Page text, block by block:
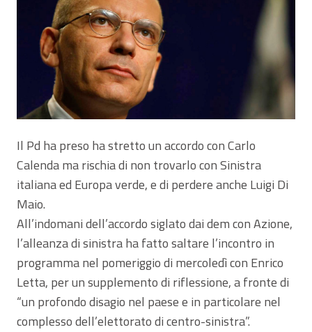
Il Pd ha preso ha stretto un accordo con Carlo
Calenda ma rischia di non trovarlo con Sinistra
italiana ed Europa verde, e di perdere anche Luigi Di
Maio.
All’indomani dell’accordo siglato dai dem con Azione,
l’alleanza di sinistra ha fatto saltare l’incontro in
programma nel pomeriggio di mercoledì con Enrico
Letta, per un supplemento di riflessione, a fronte di
“un profondo disagio nel paese e in particolare nel
complesso dell’elettorato di centro-sinistra”.